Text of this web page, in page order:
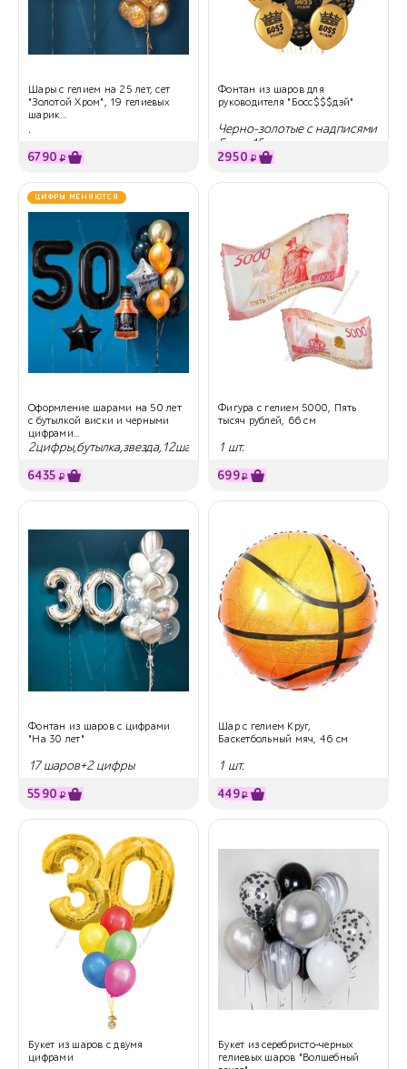
Шары с гелием на 25 лет, сет
"Золотой Хром", 19 гелиевых
шарик...
.
6790 ₽
Фонтан из шаров для
руководителя "Босс$$$дэй"
Черно-золотые с надписями
Босс, 15 шт
2950 ₽
ЦИФРЫ МЕНЯЮТСЯ
Оформление шарами на 50 лет
с бутылкой виски и черными
цифрами...
2цифры,бутылка,звезда,12шаров
6435 ₽
Фигура с гелием 5000, Пять
тысяч рублей, 66 см
1 шт.
699₽
Фонтан из шаров с цифрами
"На 30 лет"
17 шаров+2 цифры
5590 ₽
Шар с гелием Круг,
Баскетбольный мяч, 46 см
1 шт.
449₽
Букет из шаров с двумя
цифрами
Букет из серебристо-черных
гелиевых шаров "Волшебный